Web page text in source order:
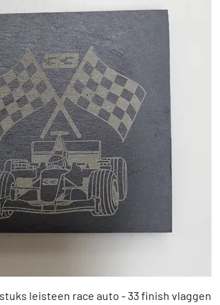
Snel overzicht
leisteen race auto - 33 finish vlaggen